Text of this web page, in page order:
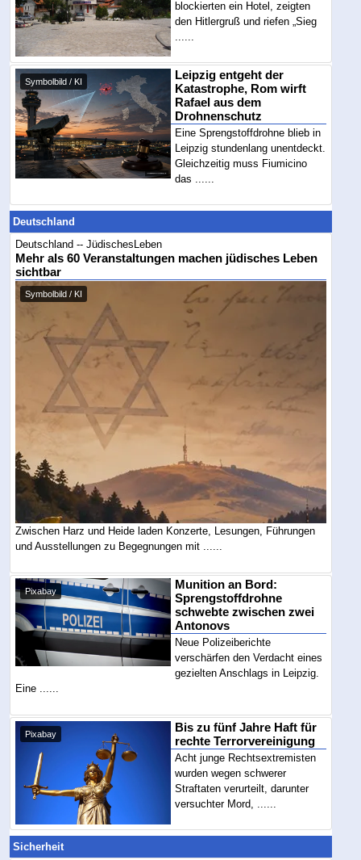
blockierten ein Hotel, zeigten
den Hitlergruß und riefen „Sieg
Symbolbild / KI
Leipzig entgeht der
Katastrophe, Rom wirft
Rafael aus dem
Drohnenschutz
Eine Sprengstoffdrohne blieb in
Leipzig stundenlang unentdeckt.
Gleichzeitig muss Fiumicino
das ......
Deutschland
Deutschland -- JüdischesLeben
Mehr als 60 Veranstaltungen machen jüdisches Leben
sichtbar
Symbolbild / KI
Zwischen Harz und Heide laden Konzerte, Lesungen, Führungen
und Ausstellungen zu Begegnungen mit ......
Pixabay
Munition an Bord:
Sprengstoffdrohne
schwebte zwischen zwei
Antonovs
Neue Polizeiberichte
verschärfen den Verdacht eines
gezielten Anschlags in Leipzig.
Eine ......
Pixabay
Bis zu fünf Jahre Haft für
rechte Terrorvereinigung
Acht junge Rechtsextremisten
wurden wegen schwerer
Straftaten verurteilt, darunter
versuchter Mord, ......
Sicherheit